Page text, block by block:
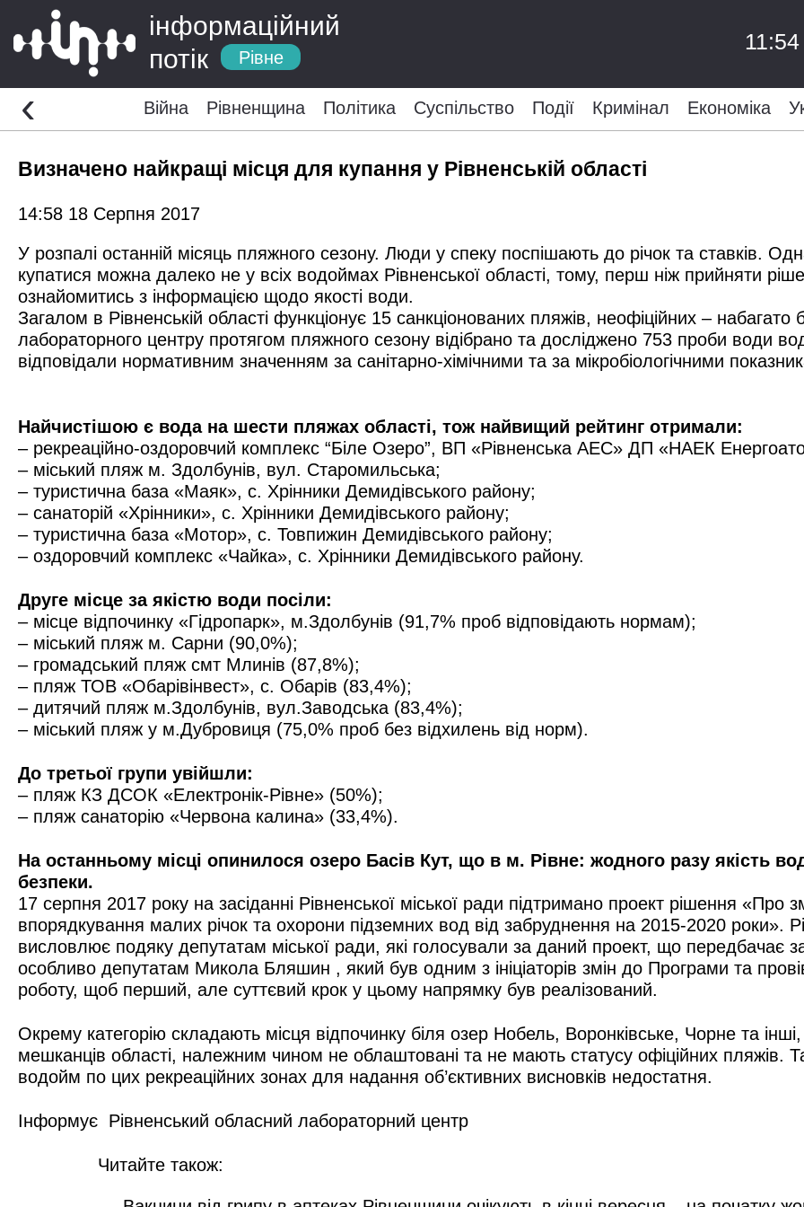
інформаційний
потік
Рівне
11:54
Війна Рівненщина Політика Суспільство Події Кримінал Економіка
‹
Визначено найкращі місця для купання у Рівненській області
14:58 18 Серпня 2017
У розпалі останній місяць пляжного сезону. Люди у спеку поспішають до річок та ставків.
купатися можна далеко не у всіх водоймах Рівненської області, тому, перш ніж прийняти
ознайомитись з інформацією щодо якості води.
Загалом в Рівненській області функціонує 15 санкціонованих пляжів, неофіційних –
лабораторного центру протягом пляжного сезону відібрано та досліджено 753 проби води
відповідали нормативним значенням за санітарно-хімічними та за мікробіологічними
Найчистішою є вода на шести пляжах області, тож найвищий рейтинг отримали:
– рекреаційно-оздоровчий комплекс “Біле Озеро”, ВП «Рівненська АЕС» ДП «НАЕК
– міський пляж м. Здолбунів, вул. Старомильська;
– туристична база «Маяк», с. Хрінники Демидівського району;
– санаторій «Хрінники», с. Хрінники Демидівського району;
– туристична база «Мотор», с. Товпижин Демидівського району;
– оздоровчий комплекс «Чайка», с. Хрінники Демидівського району.
Друге місце за якістю води посіли:
– місце відпочинку «Гідропарк», м.Здолбунів (91,7% проб відповідають нормам);
– міський пляж м. Сарни (90,0%);
– громадський пляж смт Млинів (87,8%);
– пляж ТОВ «Обарівінвест», с. Обарів (83,4%);
– дитячий пляж м.Здолбунів, вул.Заводська (83,4%);
– міський пляж у м.Дубровиця (75,0% проб без відхилень від норм).
До третьої групи увійшли:
– пляж КЗ ДСОК «Електронік-Рівне» (50%);
– пляж санаторію «Червона калина» (33,4%).
На останньому місці опинилося озеро Басів Кут, що в м. Рівне: жодного разу якість
безпеки.
17 серпня 2017 року на засіданні Рівненської міської ради підтримано проект рішення «Про
впорядкування малих річок та охорони підземних вод від забруднення на 2015-2020 роки».
висловлює подяку депутатам міської ради, які голосували за даний проект, що передбачає
особливо депутатам Микола Бляшин , який був одним з ініціаторів змін до Програми та
роботу, щоб перший, але суттєвий крок у цьому напрямку був реалізований.
Окрему категорію складають місця відпочинку біля озер Нобель, Воронківське, Чорне та
мешканців області, належним чином не облаштовані та не мають статусу офіційних пляжів.
водойм по цих рекреаційних зонах для надання об’єктивних висновків недостатня.
Інформує Рівненський обласний лабораторний центр
Читайте також: